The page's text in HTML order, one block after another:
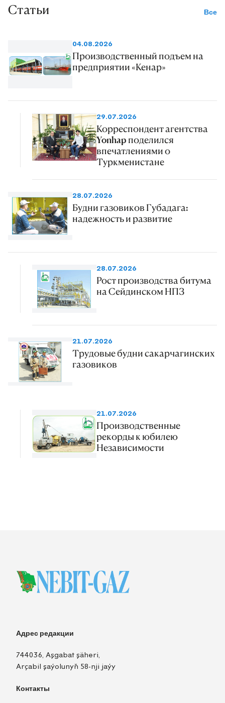
Статьи Все
04.08.2026
Производственный подъем на
предприятии «Кенар»
29.07.2026
Корреспондент агентства
Yonhap поделился
впечатлениями о
Туркменистане
28.07.2026
Будни газовиков Губадага:
надежность и развитие
28.07.2026
Рост производства битума
на Сейдинском НПЗ
21.07.2026
Трудовые будни сакарчагинских
газовиков
21.07.2026
Производственные
рекорды к юбилею
Независимости
Адрес редакции
744036, Aşgabat şäheri,
Arçabil şaýolunyň 58-nji jaýy
Контакты